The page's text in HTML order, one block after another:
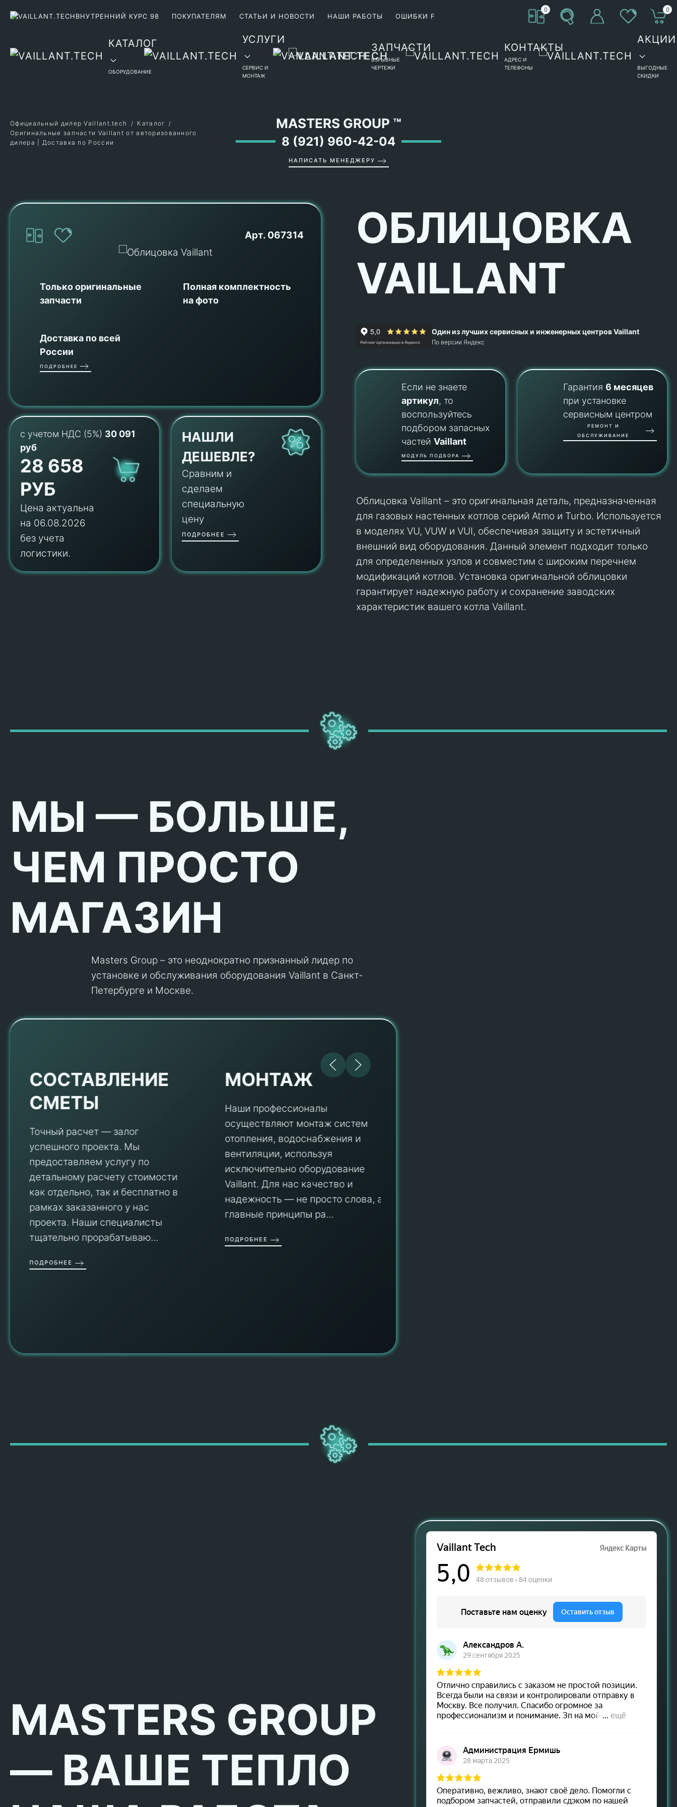
ВНУТРЕННИЙ КУРС 98 ПОКУПАТЕЛЯМ СТАТЬИ И НОВОСТИ НАШИ РАБОТЫ ОШИБКИ F
0 0
КАТАЛОГ
ОБОРУДОВАНИЕ
УСЛУГИ
СЕРВИС И
МОНТАЖ
ЗАПЧАСТИ
ВЗРЫВНЫЕ
ЧЕРТЕЖИ
КОНТАКТЫ
АДРЕС И
ТЕЛЕФОНЫ
АКЦИИ
ВЫГОДНЫЕ
СКИДКИ
MASTERS GROUP ™
8 (921) 960-42-04
НАПИСАТЬ МЕНЕДЖЕРУ
Официальный дилер Vaillant.tech
Каталог
Оригинальные запчасти Vaillant от авторизованного
дилера | Доставка по России
Арт. 067314
Только оригинальные
запчасти
Полная комплектность
на фото
Доставка по всей
России
ПОДРОБНЕЕ
с учетом НДС (5%) 30 091
руб
28 658
РУБ
Цена актуальна
на 06.08.2026
без учета
логистики.
НАШЛИ
ДЕШЕВЛЕ?
Сравним и
сделаем
специальную
цену
ПОДРОБНЕЕ
ОБЛИЦОВКА
VAILLANT
Один из лучших сервисных и инженерных центров Vaillant
По версии Яндекс
Если не знаете
артикул, то
воспользуйтесь
подбором запасных
частейVaillant
МОДУЛЬ ПОДБОРА
Гарантия6 месяцев
при установке
сервисным центром
РЕМОНТ И
ОБСЛУЖИВАНИЕ
Облицовка Vaillant – это оригинальная деталь, предназначенная
для газовых настенных котлов серий Atmo и Turbo. Используется
в моделях VU, VUW и VUI, обеспечивая защиту и эстетичный
внешний вид оборудования. Данный элемент подходит только
для определенных узлов и совместим с широким перечнем
модификаций котлов. Установка оригинальной облицовки
гарантирует надежную работу и сохранение заводских
характеристик вашего котла Vaillant.
МЫ — БОЛЬШЕ,
ЧЕМ ПРОСТО
МАГАЗИН
Masters Group – это неоднократно признанный лидер по
установке и обслуживания оборудования Vaillant в Санкт-
Петербурге и Москве.
СОСТАВЛЕНИЕ
СМЕТЫ
Точный расчет — залог
успешного проекта. Мы
предоставляем услугу по
детальному расчету стоимости
как отдельно, так и бесплатно в
рамках заказанного у нас
проекта. Наши специалисты
тщательно прорабатываю...
ПОДРОБНЕЕ
МОНТАЖ
Наши профессионалы
осуществляют монтаж систем
отопления, водоснабжения и
вентиляции, используя
исключительно оборудование
Vaillant. Для нас качество и
надежность — не просто слова, а
главные принципы ра...
ПОДРОБНЕЕ
MASTERS GROUP
— ВАШЕ ТЕПЛО